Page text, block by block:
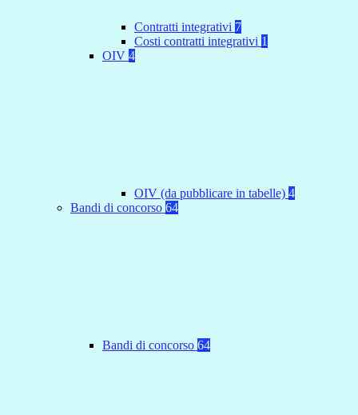
Contratti integrativi 7
Costi contratti integrativi 1
OIV 4
OIV (da pubblicare in tabelle) 4
Bandi di concorso 64
Bandi di concorso 64